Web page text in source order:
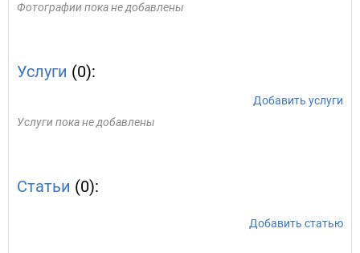
Фотографии пока не добавлены
Услуги (0):
Добавить услуги
Услуги пока не добавлены
Статьи (0):
Добавить статью